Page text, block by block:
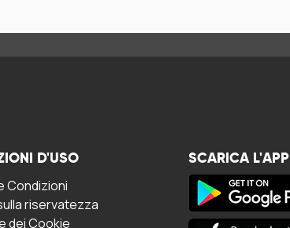
D'USO
Condizioni
riservatezza
dei Cookie
SCARICA L'APP